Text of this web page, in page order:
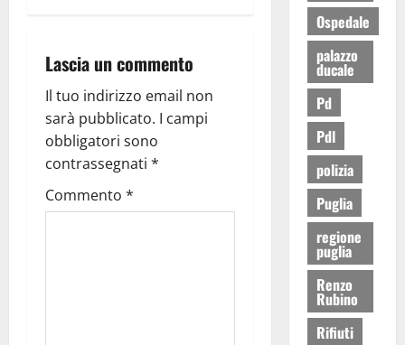
Lascia un commento
Il tuo indirizzo email non
sarà pubblicato. I campi
obbligatori sono
contrassegnati *
Commento *
Ospedale
palazzo
ducale
Pd
Pdl
polizia
Puglia
regione
puglia
Renzo
Rubino
Rifiuti